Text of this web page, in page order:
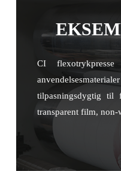
CI
tilpasningsdygtig til
transparent film, non-